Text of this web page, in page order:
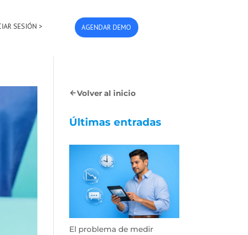
SESIÓN > AGENDAR DEMO
Volver al inicio
Últimas entradas
El problema de medir